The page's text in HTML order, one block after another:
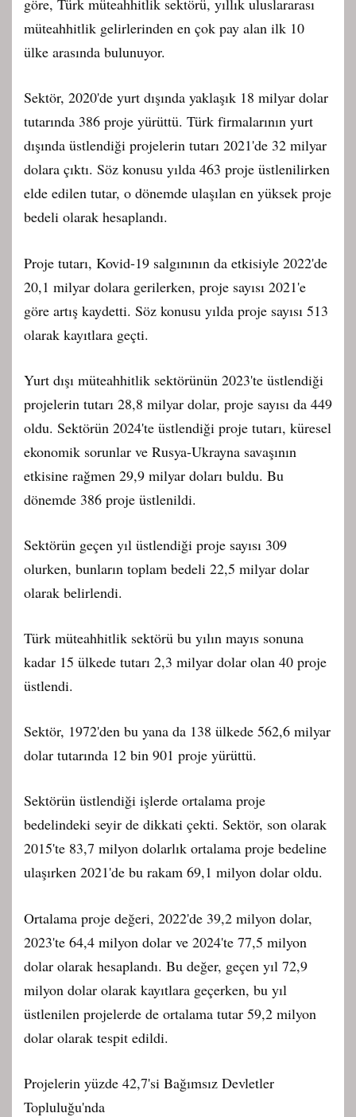
göre, Türk müteahhitlik sektörü, yıllık uluslararası
müteahhitlik gelirlerinden en çok pay alan ilk 10
ülke arasında bulunuyor.
Sektör, 2020'de yurt dışında yaklaşık 18 milyar dolar
tutarında 386 proje yürüttü. Türk firmalarının yurt
dışında üstlendiği projelerin tutarı 2021'de 32 milyar
dolara çıktı. Söz konusu yılda 463 proje üstlenilirken
elde edilen tutar, o dönemde ulaşılan en yüksek proje
bedeli olarak hesaplandı.
Proje tutarı, Kovid-19 salgınının da etkisiyle 2022'de
20,1 milyar dolara gerilerken, proje sayısı 2021'e
göre artış kaydetti. Söz konusu yılda proje sayısı 513
olarak kayıtlara geçti.
Yurt dışı müteahhitlik sektörünün 2023'te üstlendiği
projelerin tutarı 28,8 milyar dolar, proje sayısı da 449
oldu. Sektörün 2024'te üstlendiği proje tutarı, küresel
ekonomik sorunlar ve Rusya-Ukrayna savaşının
etkisine rağmen 29,9 milyar doları buldu. Bu
dönemde 386 proje üstlenildi.
Sektörün geçen yıl üstlendiği proje sayısı 309
olurken, bunların toplam bedeli 22,5 milyar dolar
olarak belirlendi.
Türk müteahhitlik sektörü bu yılın mayıs sonuna
kadar 15 ülkede tutarı 2,3 milyar dolar olan 40 proje
üstlendi.
Sektör, 1972'den bu yana da 138 ülkede 562,6 milyar
dolar tutarında 12 bin 901 proje yürüttü.
Sektörün üstlendiği işlerde ortalama proje
bedelindeki seyir de dikkati çekti. Sektör, son olarak
2015'te 83,7 milyon dolarlık ortalama proje bedeline
ulaşırken 2021'de bu rakam 69,1 milyon dolar oldu.
Ortalama proje değeri, 2022'de 39,2 milyon dolar,
2023'te 64,4 milyon dolar ve 2024'te 77,5 milyon
dolar olarak hesaplandı. Bu değer, geçen yıl 72,9
milyon dolar olarak kayıtlara geçerken, bu yıl
üstlenilen projelerde de ortalama tutar 59,2 milyon
dolar olarak tespit edildi.
Projelerin yüzde 42,7'si Bağımsız Devletler
Topluluğu'nda